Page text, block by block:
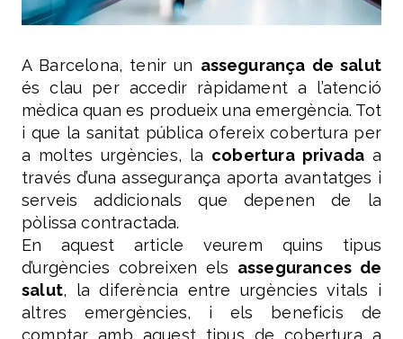
A Barcelona, tenir un assegurança de salut
és clau per accedir ràpidament a l’atenció
mèdica quan es produeix una emergència. Tot
i que la sanitat pública ofereix cobertura per
a moltes urgències, la cobertura privadaa
través d’una assegurança aporta avantatges i
serveis addicionals que depenen de la
pòlissa contractada.
En aquest article veurem quins tipus
d’urgències cobreixen els assegurances de
salut, la diferència entre urgències vitals i
altres emergències, i els beneficis de
comptar amb aquest tipus de cobertura a